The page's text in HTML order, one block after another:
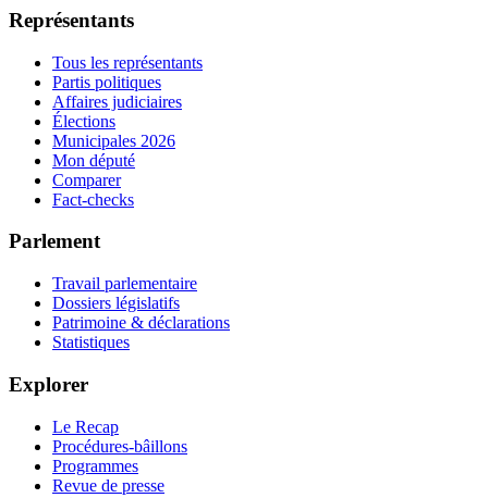
Représentants
Tous les représentants
Partis politiques
Affaires judiciaires
Élections
Municipales 2026
Mon député
Comparer
Fact-checks
Parlement
Travail parlementaire
Dossiers législatifs
Patrimoine & déclarations
Statistiques
Explorer
Le Recap
Procédures-bâillons
Programmes
Revue de presse